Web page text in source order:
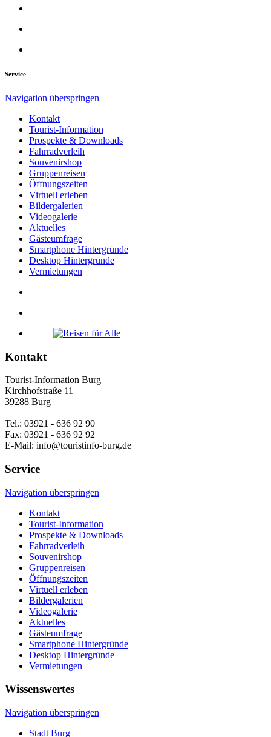
Service
Navigation überspringen
Kontakt
Tourist-Information
Prospekte & Downloads
Fahrradverleih
Souvenirshop
Gruppenreisen
Öffnungszeiten
Virtuell erleben
Bildergalerien
Videogalerie
Aktuelles
Gästeumfrage
Smartphone Hintergründe
Desktop Hintergründe
Vermietungen
Kontakt
Tourist-Information Burg
Kirchhofstraße 11
39288 Burg
Tel.: 03921 - 636 92 90
Fax: 03921 - 636 92 92
E-Mail: info@touristinfo-burg.de
Service
Navigation überspringen
Kontakt
Tourist-Information
Prospekte & Downloads
Fahrradverleih
Souvenirshop
Gruppenreisen
Öffnungszeiten
Virtuell erleben
Bildergalerien
Videogalerie
Aktuelles
Gästeumfrage
Smartphone Hintergründe
Desktop Hintergründe
Vermietungen
Wissenswertes
Navigation überspringen
Stadt Burg